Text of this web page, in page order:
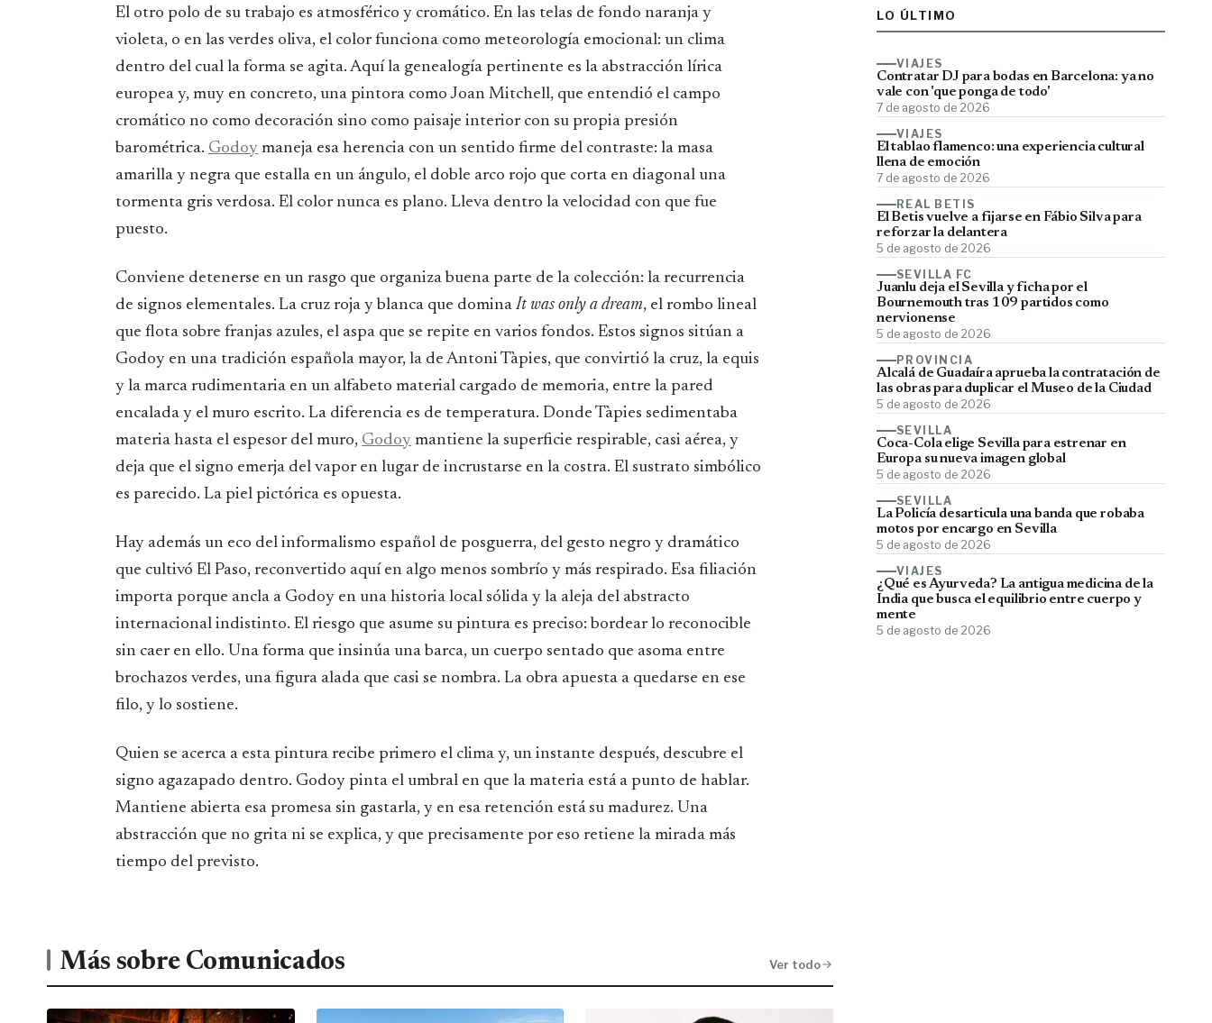
El otro polo de su trabajo es atmosférico y cromático. En las telas de fondo naranja y
violeta, o en las verdes oliva, el color funciona como meteorología emocional: un clima
dentro del cual la forma se agita. Aquí la genealogía pertinente es la abstracción lírica
europea y, muy en concreto, una pintora como Joan Mitchell, que entendió el campo
cromático no como decoración sino como paisaje interior con su propia presión
barométrica. Godoy maneja esa herencia con un sentido firme del contraste: la masa
amarilla y negra que estalla en un ángulo, el doble arco rojo que corta en diagonal una
tormenta gris verdosa. El color nunca es plano. Lleva dentro la velocidad con que fue
puesto.
Conviene detenerse en un rasgo que organiza buena parte de la colección: la recurrencia
de signos elementales. La cruz roja y blanca que dominaIt was only a dream, el rombo lineal
que flota sobre franjas azules, el aspa que se repite en varios fondos. Estos signos sitúan a
Godoy en una tradición española mayor, la de Antoni Tàpies, que convirtió la cruz, la equis
y la marca rudimentaria en un alfabeto material cargado de memoria, entre la pared
encalada y el muro escrito. La diferencia es de temperatura. Donde Tàpies sedimentaba
materia hasta el espesor del muro, Godoy mantiene la superficie respirable, casi aérea, y
deja que el signo emerja del vapor en lugar de incrustarse en la costra. El sustrato simbólico
es parecido. La piel pictórica es opuesta.
Hay además un eco del informalismo español de posguerra, del gesto negro y dramático
que cultivó El Paso, reconvertido aquí en algo menos sombrío y más respirado. Esa filiación
importa porque ancla a Godoy en una historia local sólida y la aleja del abstracto
internacional indistinto. El riesgo que asume su pintura es preciso: bordear lo reconocible
sin caer en ello. Una forma que insinúa una barca, un cuerpo sentado que asoma entre
brochazos verdes, una figura alada que casi se nombra. La obra apuesta a quedarse en ese
filo, y lo sostiene.
Quien se acerca a esta pintura recibe primero el clima y, un instante después, descubre el
signo agazapado dentro. Godoy pinta el umbral en que la materia está a punto de hablar.
Mantiene abierta esa promesa sin gastarla, y en esa retención está su madurez. Una
abstracción que no grita ni se explica, y que precisamente por eso retiene la mirada más
tiempo del previsto.
Más sobre Comunicados Ver todo
LO ÚLTIMO
VIAJES
Contratar DJ para bodas en Barcelona: ya no
vale con 'que ponga de todo'
7 de agosto de 2026
VIAJES
El tablao flamenco: una experiencia cultural
llena de emoción
7 de agosto de 2026
REAL BETIS
El Betis vuelve a fijarse en Fábio Silva para
reforzar la delantera
5 de agosto de 2026
SEVILLA FC
Juanlu deja el Sevilla y ficha por el
Bournemouth tras 109 partidos como
nervionense
5 de agosto de 2026
PROVINCIA
Alcalá de Guadaíra aprueba la contratación de
las obras para duplicar el Museo de la Ciudad
5 de agosto de 2026
SEVILLA
Coca-Cola elige Sevilla para estrenar en
Europa su nueva imagen global
5 de agosto de 2026
SEVILLA
La Policía desarticula una banda que robaba
motos por encargo en Sevilla
5 de agosto de 2026
VIAJES
¿Qué es Ayurveda? La antigua medicina de la
India que busca el equilibrio entre cuerpo y
mente
5 de agosto de 2026